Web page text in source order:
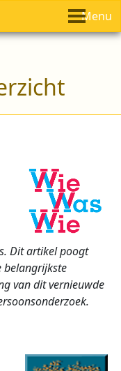
Menu
Dit artikel poogt
belangrijkste
van dit vernieuwde